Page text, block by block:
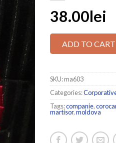
38.00lei
ADD TO CART
SKU:ma603
Categories:
Tags:companie,
martisor,moldova